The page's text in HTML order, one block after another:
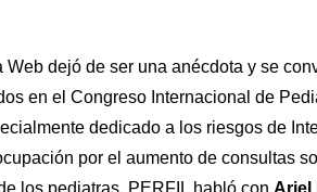
dejó de ser una anécdota y se
en el Congreso Internacional de
dedicado a los riesgos de
por el aumento de consultas
los pediatras. PERFIL habló con Ariel